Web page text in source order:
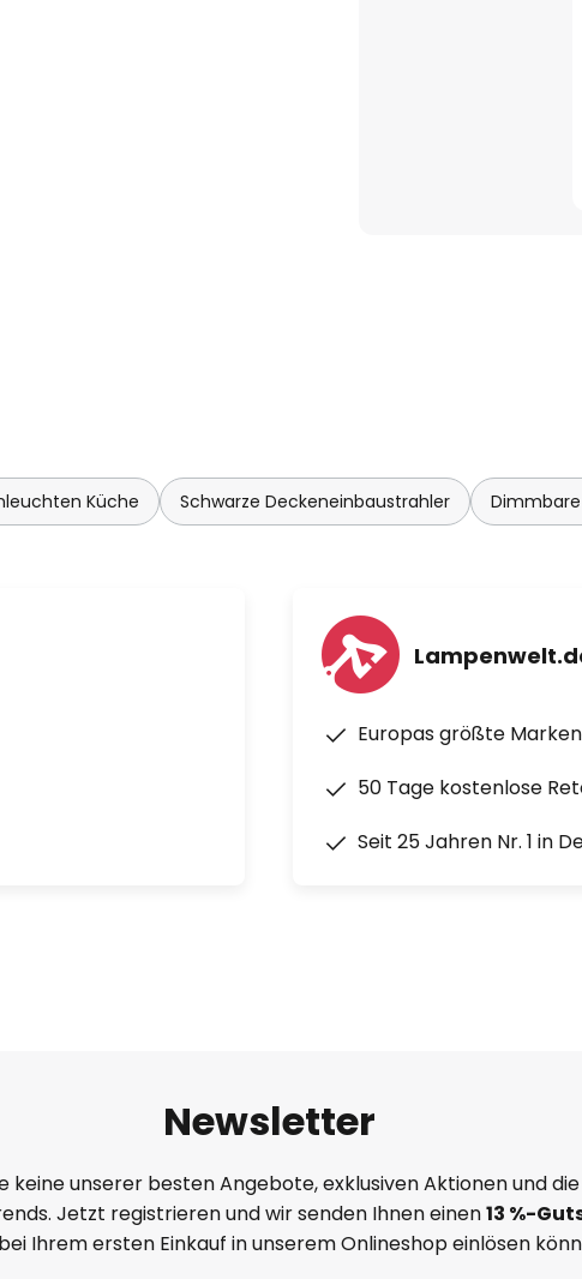
Küche Schwarze Deckeneinbaustrahler
Europas größte
50 Tage kostenlose
Seit 25 Jahren Nr. 1 in
Newsletter
keine unserer besten Angebote, exklusiven Aktionen und
Jetzt registrieren und wir senden Ihnen einen13 %-
Ihrem ersten Einkauf in unserem Onlineshop einlösen